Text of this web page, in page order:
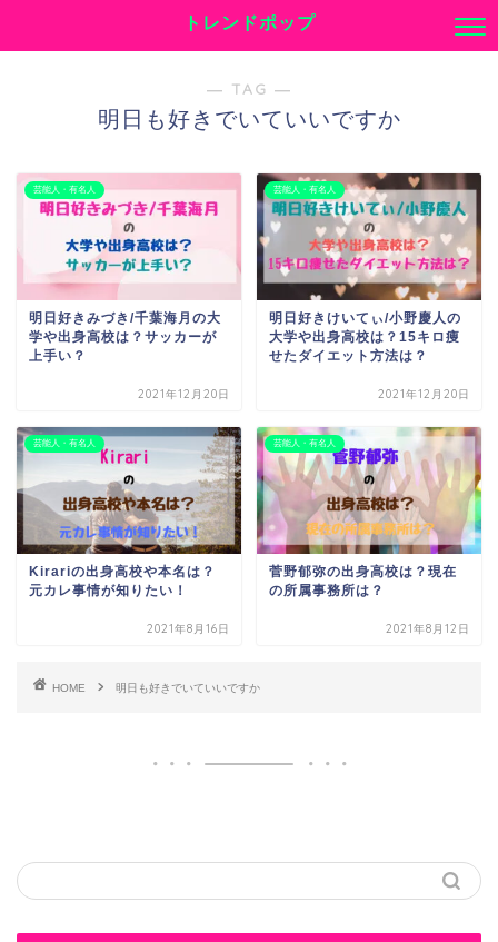
トレンドポップ
― TAG ―
明日も好きでいていいですか
芸能人・有名人
明日好きみづき/千葉海月の大
学や出身高校は？サッカーが
上手い？
2021年12月20日
芸能人・有名人
明日好きけいてぃ/小野慶人の
大学や出身高校は？15キロ痩
せたダイエット方法は？
2021年12月20日
芸能人・有名人
Kirariの出身高校や本名は？
元カレ事情が知りたい！
2021年8月16日
芸能人・有名人
菅野郁弥の出身高校は？現在
の所属事務所は？
2021年8月12日
HOME 明日も好きでいていいですか